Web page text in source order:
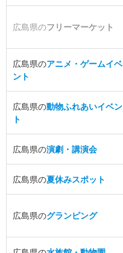
広島県のフリーマーケット
広島県のアニメ・ゲームイベ
ント
広島県の動物ふれあいイベン
ト
広島県の演劇・講演会
広島県の夏休みスポット
広島県のグランピング